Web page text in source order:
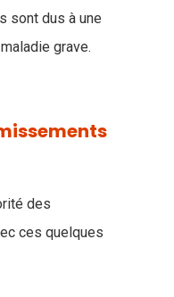
sont dus à une
grave.
des
ces quelques